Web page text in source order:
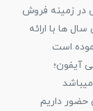
در زمینه فروش
و در این سال ها با ارائه
است
آیفون؛
حضور داریم